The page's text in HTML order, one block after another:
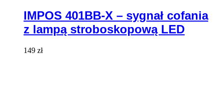
IMPOS 401BB-X – sygnał cofania
z lampą stroboskopową LED
149 zł